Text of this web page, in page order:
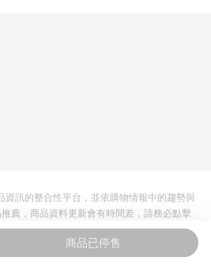
商品已停售
資訊的整合性平台，並依購物情報中的趨勢與
薦，商品資料更新會有時間差，請務必點擊
售價與購物條件，一切資訊以合作廠商網頁為